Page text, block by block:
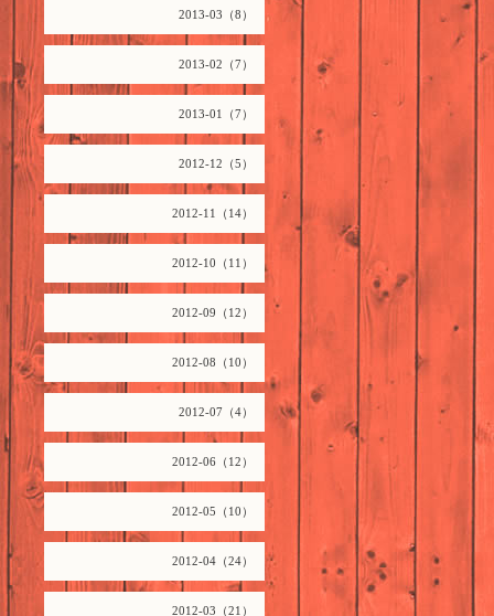
2013-03（8）
2013-02（7）
2013-01（7）
2012-12（5）
2012-11（14）
2012-10（11）
2012-09（12）
2012-08（10）
2012-07（4）
2012-06（12）
2012-05（10）
2012-04（24）
2012-03（21）